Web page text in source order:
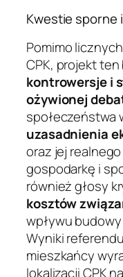
Kwestie sporne
Pomimo
CPK, projekt
kontrowersje i
ożywionej
społeczeństwa
uzasadnienia
oraz jej
gospodarkę i
również głosy
kosztów
wpływu
Wyniki
mieszkańcy
lokalizacji CPK